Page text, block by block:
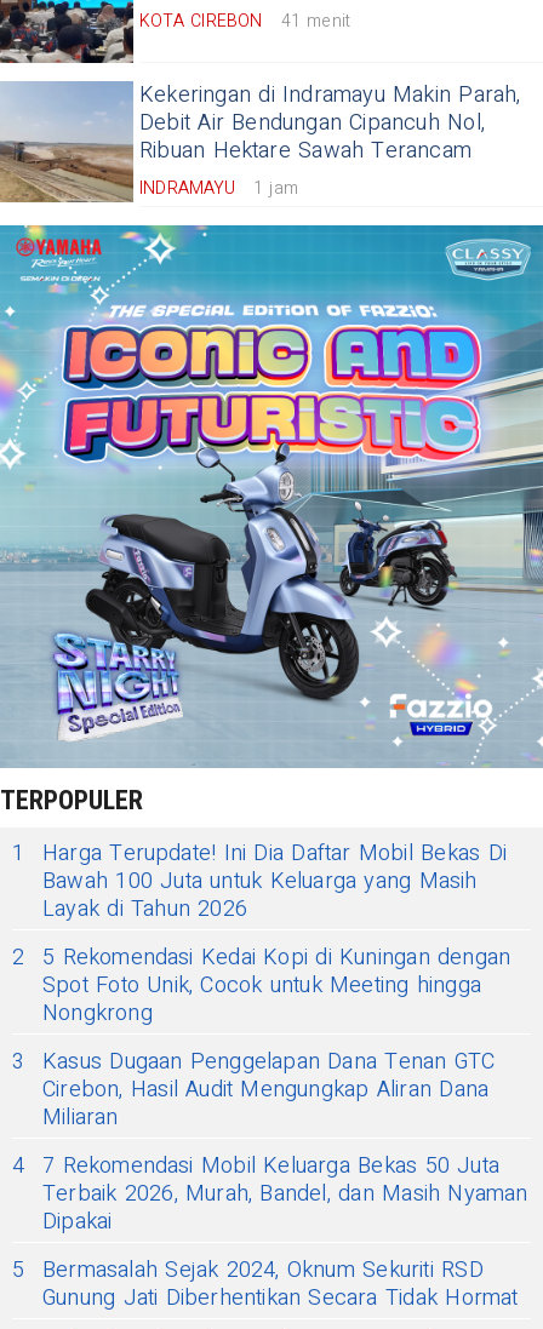
KOTA CIREBON 41 menit
Kekeringan di Indramayu Makin Parah,
Debit Air Bendungan Cipancuh Nol,
Ribuan Hektare Sawah Terancam
INDRAMAYU 1 jam
TERPOPULER
1
Harga Terupdate! Ini Dia Daftar Mobil Bekas Di
Bawah 100 Juta untuk Keluarga yang Masih
Layak di Tahun 2026
2
5 Rekomendasi Kedai Kopi di Kuningan dengan
Spot Foto Unik, Cocok untuk Meeting hingga
Nongkrong
3
Kasus Dugaan Penggelapan Dana Tenan GTC
Cirebon, Hasil Audit Mengungkap Aliran Dana
Miliaran
4 7 Rekomendasi Mobil Keluarga Bekas 50 Juta
Terbaik 2026, Murah, Bandel, dan Masih Nyaman
Dipakai
5
Bermasalah Sejak 2024, Oknum Sekuriti RSD
Gunung Jati Diberhentikan Secara Tidak Hormat